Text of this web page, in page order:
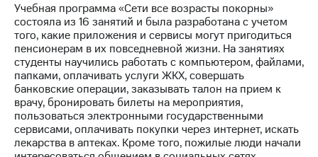
в
регионе
и акционерам
Корпоративное
управление
Корпоративный
секретарь
Раскрытие
информации
Учебная программа «Сети все возрасты покорны»
состояла из 16 занятий и была разработана с учетом
того, какие приложения и сервисы могут пригодиться
пенсионерам в их повседневной жизни. На занятиях
студенты научились работать с компьютером, файлами,
папками, оплачивать услуги ЖКХ, совершать
банковские операции, заказывать талон на прием к
врачу, бронировать билеты на мероприятия,
пользоваться электронными государственными
сервисами, оплачивать покупки через интернет, искать
лекарства в аптеках. Кроме того, пожилые люди начали